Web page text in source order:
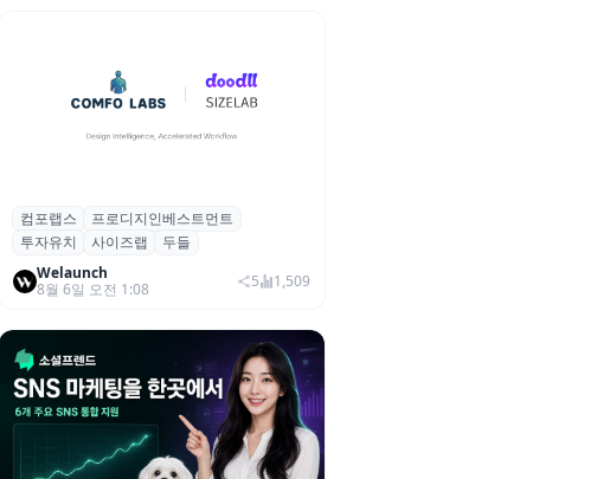
컴포랩스, 프로디지인베스트먼트로부터
시드 투자 유치
컴포랩스
프로디지인베스트먼트
투자유치
사이즈랩
두들
Welaunch
8월 6일 오전 1:08
5 1,509